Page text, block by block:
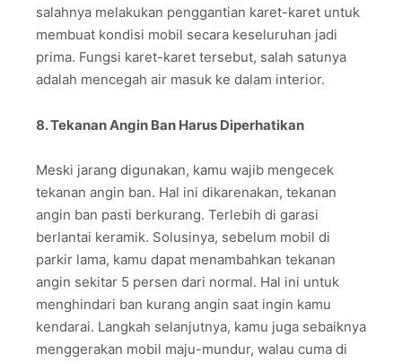
salahnya melakukan penggantian karet-karet untuk
membuat kondisi mobil secara keseluruhan jadi
prima. Fungsi karet-karet tersebut, salah satunya
adalah mencegah air masuk ke dalam interior.
8. Tekanan Angin Ban Harus Diperhatikan
Meski jarang digunakan, kamu wajib mengecek
tekanan angin ban. Hal ini dikarenakan, tekanan
angin ban pasti berkurang. Terlebih di garasi
berlantai keramik. Solusinya, sebelum mobil di
parkir lama, kamu dapat menambahkan tekanan
angin sekitar 5 persen dari normal. Hal ini untuk
menghindari ban kurang angin saat ingin kamu
kendarai. Langkah selanjutnya, kamu juga sebaiknya
menggerakan mobil maju-mundur, walau cuma di